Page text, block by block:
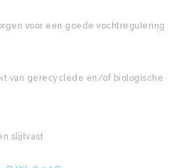
voor een goede vochtregulering
van gerecyclede en/of biologische
slijtvast